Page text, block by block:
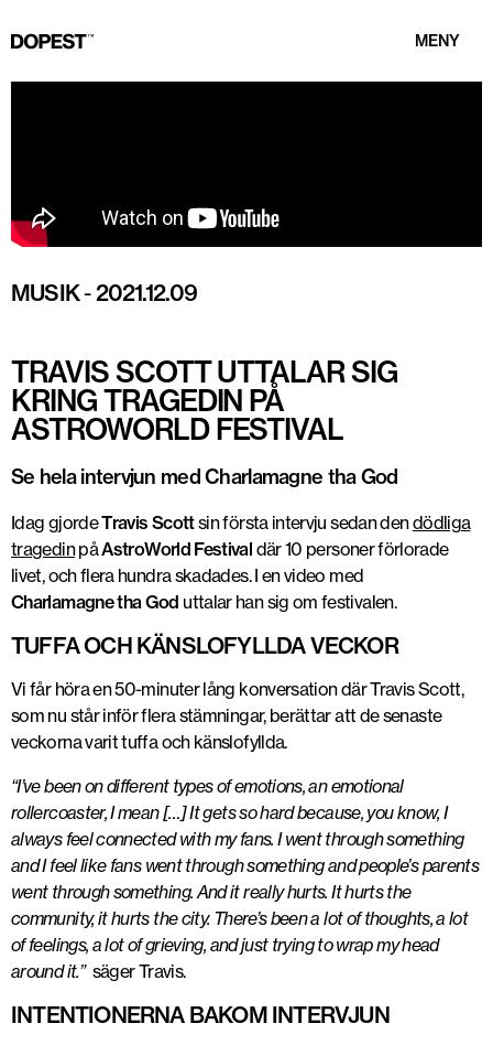
MENY
MUSIK-2021.12.09
TRAVIS SCOTT UTTALAR SIG
KRING TRAGEDIN PÅ
ASTROWORLD FESTIVAL
Se hela intervjun med Charlamagne tha God
Idag gjordeTravis Scottsin första intervju sedan dendödliga
tragedinpåAstroWorld Festival där 10 personer förlorade
livet, och flera hundra skadades. I en video med
Charlamagne tha God uttalar han sig om festivalen.
TUFFA OCH KÄNSLOFYLLDA VECKOR
Vi får höra en 50-minuter lång konversation där Travis Scott,
som nu står inför flera stämningar, berättar att de senaste
veckorna varit tuffa och känslofyllda.
“I’ve been on different types of emotions, an emotional
rollercoaster, I mean […] It gets so hard because, you know, I
always feel connected with my fans. I went through something
and I feel like fans went through something and people’s parents
went through something. And it really hurts. It hurts the
community, it hurts the city. There’s been a lot of thoughts, a lot
of feelings, a lot of grieving, and just trying to wrap my head
around it.” säger Travis.
INTENTIONERNA BAKOM INTERVJUN